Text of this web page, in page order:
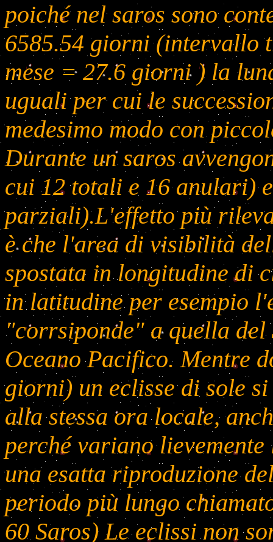
poiché nel saros sono
6585.54 giorni (intervallo
mese = 27.6 giorni ) la
uguali per cui le
medesimo modo con
Durante un saros
cui 12 totali e 16 anulari)
parziali).L'effetto più
è che l'area di visibilità
spostata in longitudine di
in latitudine per esempio
"corrsiponde" a quella
Oceano Pacifico. Mentre
giorni) un eclisse di sole
alla stessa ora locale,
perché variano
una esatta riproduzione
periodo più lungo
60 Saros) Le eclissi non